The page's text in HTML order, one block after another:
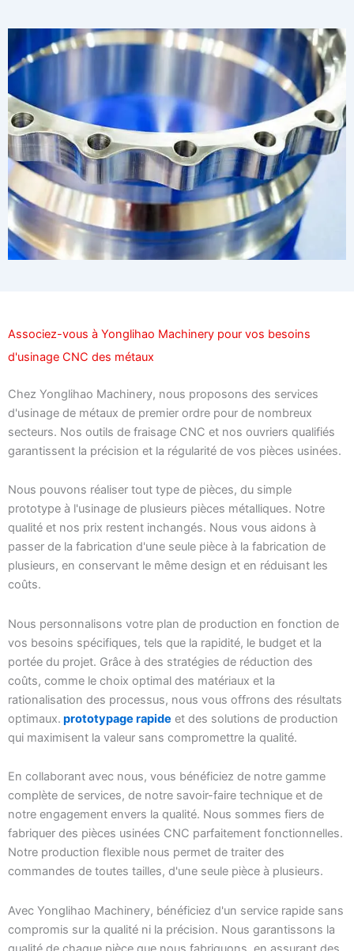
Associez-vous à Yonglihao Machinery pour vos besoins
d'usinage CNC des métaux
Chez Yonglihao Machinery, nous proposons des services
d'usinage de métaux de premier ordre pour de nombreux
secteurs. Nos outils de fraisage CNC et nos ouvriers qualifiés
garantissent la précision et la régularité de vos pièces usinées.
Nous pouvons réaliser tout type de pièces, du simple
prototype à l'usinage de plusieurs pièces métalliques. Notre
qualité et nos prix restent inchangés. Nous vous aidons à
passer de la fabrication d'une seule pièce à la fabrication de
plusieurs, en conservant le même design et en réduisant les
coûts.
Nous personnalisons votre plan de production en fonction de
vos besoins spécifiques, tels que la rapidité, le budget et la
portée du projet. Grâce à des stratégies de réduction des
coûts, comme le choix optimal des matériaux et la
rationalisation des processus, nous vous offrons des résultats
optimaux. prototypage rapide et des solutions de production
qui maximisent la valeur sans compromettre la qualité.
En collaborant avec nous, vous bénéficiez de notre gamme
complète de services, de notre savoir-faire technique et de
notre engagement envers la qualité. Nous sommes fiers de
fabriquer des pièces usinées CNC parfaitement fonctionnelles.
Notre production flexible nous permet de traiter des
commandes de toutes tailles, d'une seule pièce à plusieurs.
Avec Yonglihao Machinery, bénéficiez d'un service rapide sans
compromis sur la qualité ni la précision. Nous garantissons la